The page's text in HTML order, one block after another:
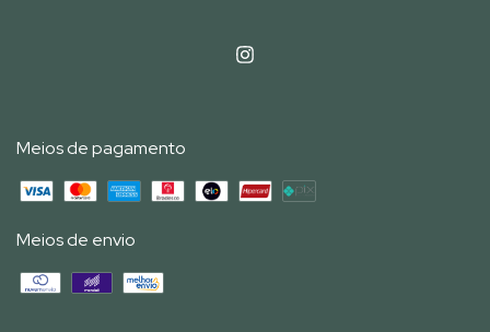
Meios de pagamento
Meios de envio